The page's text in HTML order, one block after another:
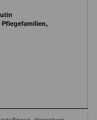
Pflegefamilien,